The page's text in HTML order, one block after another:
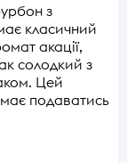
з
класичний
акації,
солодкий з
Цей
подаватись